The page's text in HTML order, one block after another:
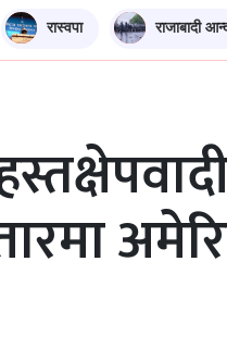
रास्वपा राजाबादी